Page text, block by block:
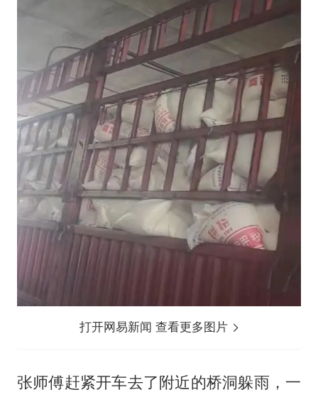
打开网易新闻 查看更多图片
张师傅赶紧开车去了附近的桥洞躲雨，一